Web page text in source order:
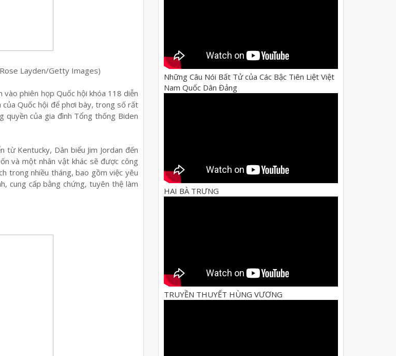
Layden/Getty Images)
phiên họp Quốc hội khóa 118 diễn
Quốc hội để phơi bày, trong số rất
quyền của gia đình Tổng thống Biden
Kentucky, Dân biểu Jim Jordan đến
và một nhân vật khác sẽ được công
trong nhiều tháng, bao gồm việc yêu
cung cấp bằng chứng, tuyên thệ làm
Những Câu Nói Bất Tử của Các Bậc Tiên Liệt Việt
Nam Quốc Dân Đảng
HAI BÀ TRƯNG
TRUYỀN THUYẾT HÙNG VƯƠNG